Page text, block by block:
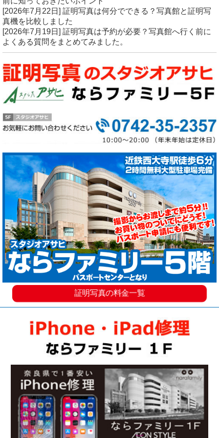
[2026年7月22日] 証明写真は何分でできる？写真館と証明写
真機を比較しました
[2026年7月19日] 証明写真は予約が必要？写真館へ行く前に
よくある質問をまとめてみました。
証明写真の料金一覧